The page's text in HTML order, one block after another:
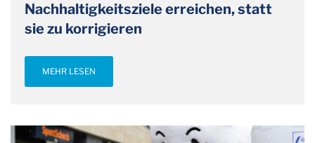
Nachhaltigkeitsziele erreichen, statt
sie zu korrigieren
MEHR LESEN